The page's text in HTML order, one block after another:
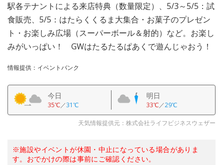
駅各テナントによる来店特典（数量限定）、5/3～5/5：試
食販売、5/5：はたらくくるま大集合・お菓子のプレゼン
ト・お楽しみ広場（スーパーボール＆射的）など。お楽し
みがいっぱい！ GWはたるたるぱあくで遊んじゃおう！
情報提供：イベントバンク
今日
35℃／31℃
明日
33℃／29℃
天気情報提供元：株式会社ライフビジネスウェザー
※施設やイベントが休園・中止になっている場合がありま
す。おでかけの際は事前にご確認ください。